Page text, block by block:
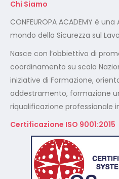
mondo della Sicurezza sul
coordinamento su scala
iniziative di Formazione,
addestramento, formazione
riqualificazione professionale